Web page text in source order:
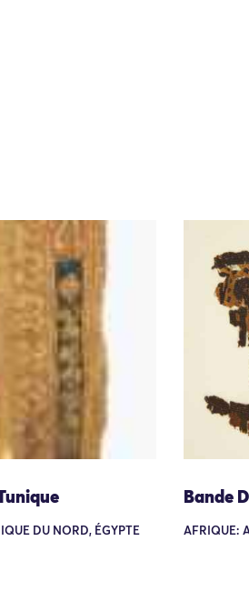
DU NORD, ÉGYPTE
Bande
AFRIQUE: